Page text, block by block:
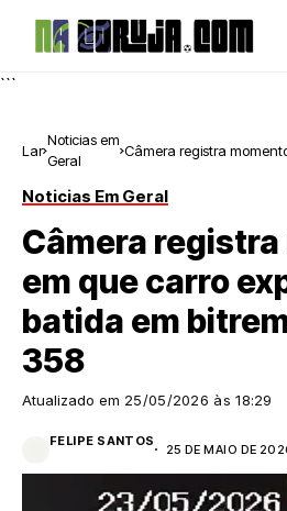
```
Lar
Noticias em
Geral
Câmera registra
Noticias Em Geral
Câmera
em que carro
batida em
358
Atualizado em 25/05/2026 às 18:29
FELIPE SANTOS
25 DE MAIO DE